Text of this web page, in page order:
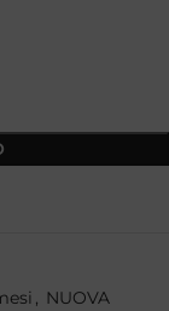
, NUOVA